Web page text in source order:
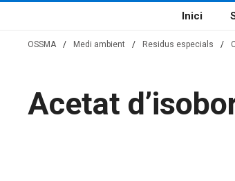
Inici
OSSMA / Medi ambient / Residus especials /
Acetat